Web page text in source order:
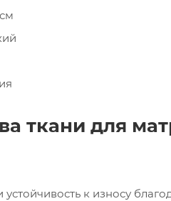
ткани для
устойчивость к износу